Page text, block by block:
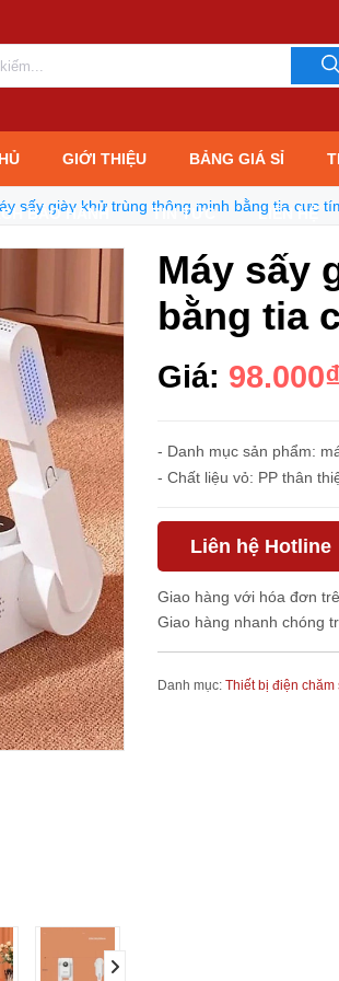
GIỚI THIỆU BẢNG GIÁ SỈ
BẢO HÀNH TIN TỨC LIÊN HỆ
sấy giày khử trùng thông minh bằng tia cực
Máy sấy
bằng tia
Giá: 98.000₫
- Danh mục sản phẩm:
- Chất liệu vỏ: PP thân
Liên hệ Hotline
Giao hàng với hóa đơn
Giao hàng nhanh chóng
Danh mục: Thiết bị điện chăm